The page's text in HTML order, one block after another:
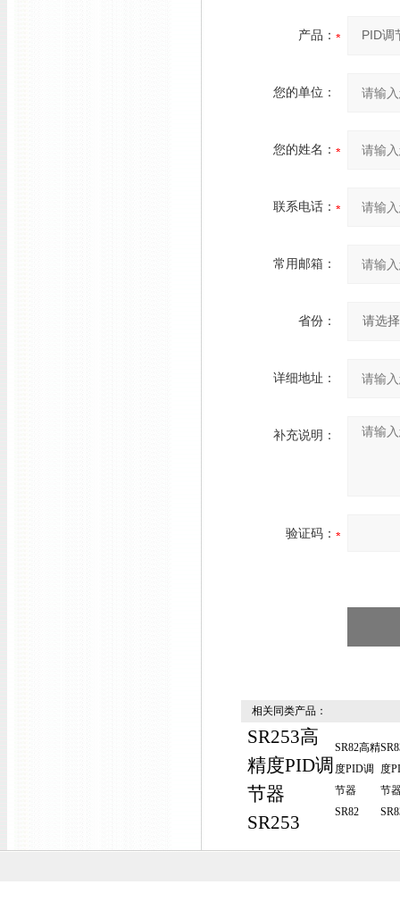
产品：
您的单位：
您的姓名：
联系电话：
常用邮箱：
省份：
详细地址：
补充说明：
验证码：
相关同类产品：
SR253高
精度PID调
节器
SR253
SR82高精
度PID调
节器
SR82
度
节